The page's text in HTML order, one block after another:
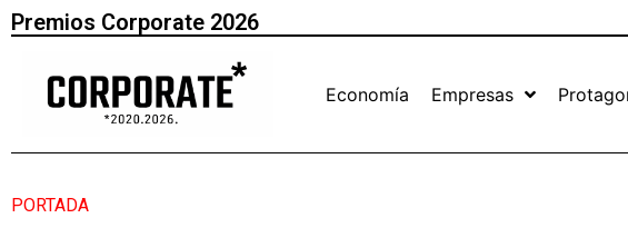
Premios Corporate 2026
Economía Empresas
PORTADA